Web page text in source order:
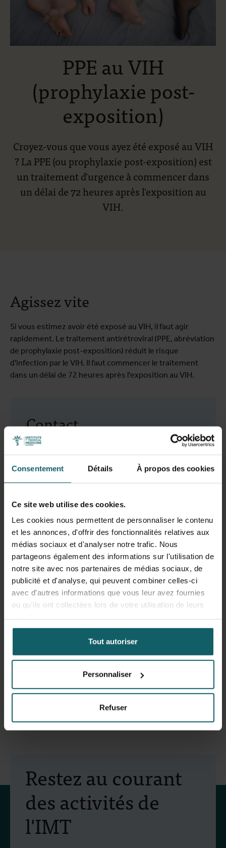
Consentement Détails À propos des cookies
Ce site web utilise des cookies.
Les cookies nous permettent de personnaliser le contenu
et les annonces, d'offrir des fonctionnalités relatives aux
médias sociaux et d'analyser notre trafic. Nous
partageons également des informations sur l'utilisation de
notre site avec nos partenaires de médias sociaux, de
publicité et d'analyse, qui peuvent combiner celles-ci
avec d'autres informations que vous leur avez fournies
ou qu'ils ont collectées lors de votre utilisation de leurs
Tout autoriser
Personnaliser
Refuser
PPE au VIH
(prophylaxie post-
exposition)
Croyez-vous que vous ayez été exposé au VIH
? La PPE (ou prophylaxie post-exposition) est
un traitement d'urgence à commencer dans
un délai de 72 heures après l'exposition au
VIH.
Agissez vite
Si vous estimez avoir été exposé au VIH, il faut agir
rapidement. Le traitement antirétroviral (PPE, abréviation
de prophylaxie post-exposition) réduit le risque
d'infection par le VIH. Il faut commencer le traitement
dans un délai de 72 heures après l'exposition au VIH.
Contact
Pendant les horaires de bureau
Contactez-nous dès que possible pendant nos
Nous évaluerons si un traitement est indiqué.
Institut de Médecine Tropicale
medsec@itg.be
+32 (0)3 247 66 66
Hors les horaires de bureau
Contactez l'hôpital universitaire d'Anvers
(Universitair Ziekenhuis Antwerpen, UZA).
Indiquez-leur que nous surveillons votre
+32 (0)3 821 30 00
Restez au courant
des activités de
l'IMT